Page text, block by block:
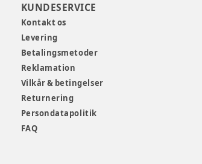
KUNDESERVICE
Kontakt os
Levering
Betalingsmetoder
Reklamation
Vilkår & betingelser
Returnering
Persondatapolitik
FAQ